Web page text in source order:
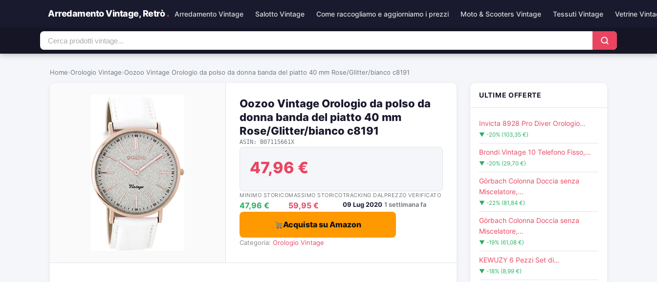
Arredamento Vintage, Retrò. Arredamento Vintage Salotto Vintage Come raccogliamo e aggiorniamo i prezzi Moto & Scooters Vintage Tessuti Vintage Vetrine
Home›Orologio Vintage›Oozoo Vintage Orologio da polso da donna banda del piatto 40 mm Rose/Glitter/bianco c8191
Oozoo Vintage Orologio da polso da
donna banda del piatto 40 mm
Rose/Glitter/bianco c8191
ASIN: B07115661X
47,96 €
MINIMO STORICO
47,96 €
MASSIMO STORICO
59,95 €
TRACKING DAL
09 Lug 2020
PREZZO VERIFICATO
1 settimana fa
Acquista su Amazon
Categoria: Orologio Vintage
ULTIME OFFERTE
Invicta 8928 Pro Diver Orologio…
▼ -20% (103,35 €)
Brondi Vintage 10 Telefono Fisso,…
▼ -20% (29,70 €)
Görbach Colonna Doccia senza
Miscelatore,…
▼ -22% (81,84 €)
Görbach Colonna Doccia senza
Miscelatore,…
▼ -19% (61,08 €)
KEWUZY 6 Pezzi Set di…
▼ -18% (8,99 €)